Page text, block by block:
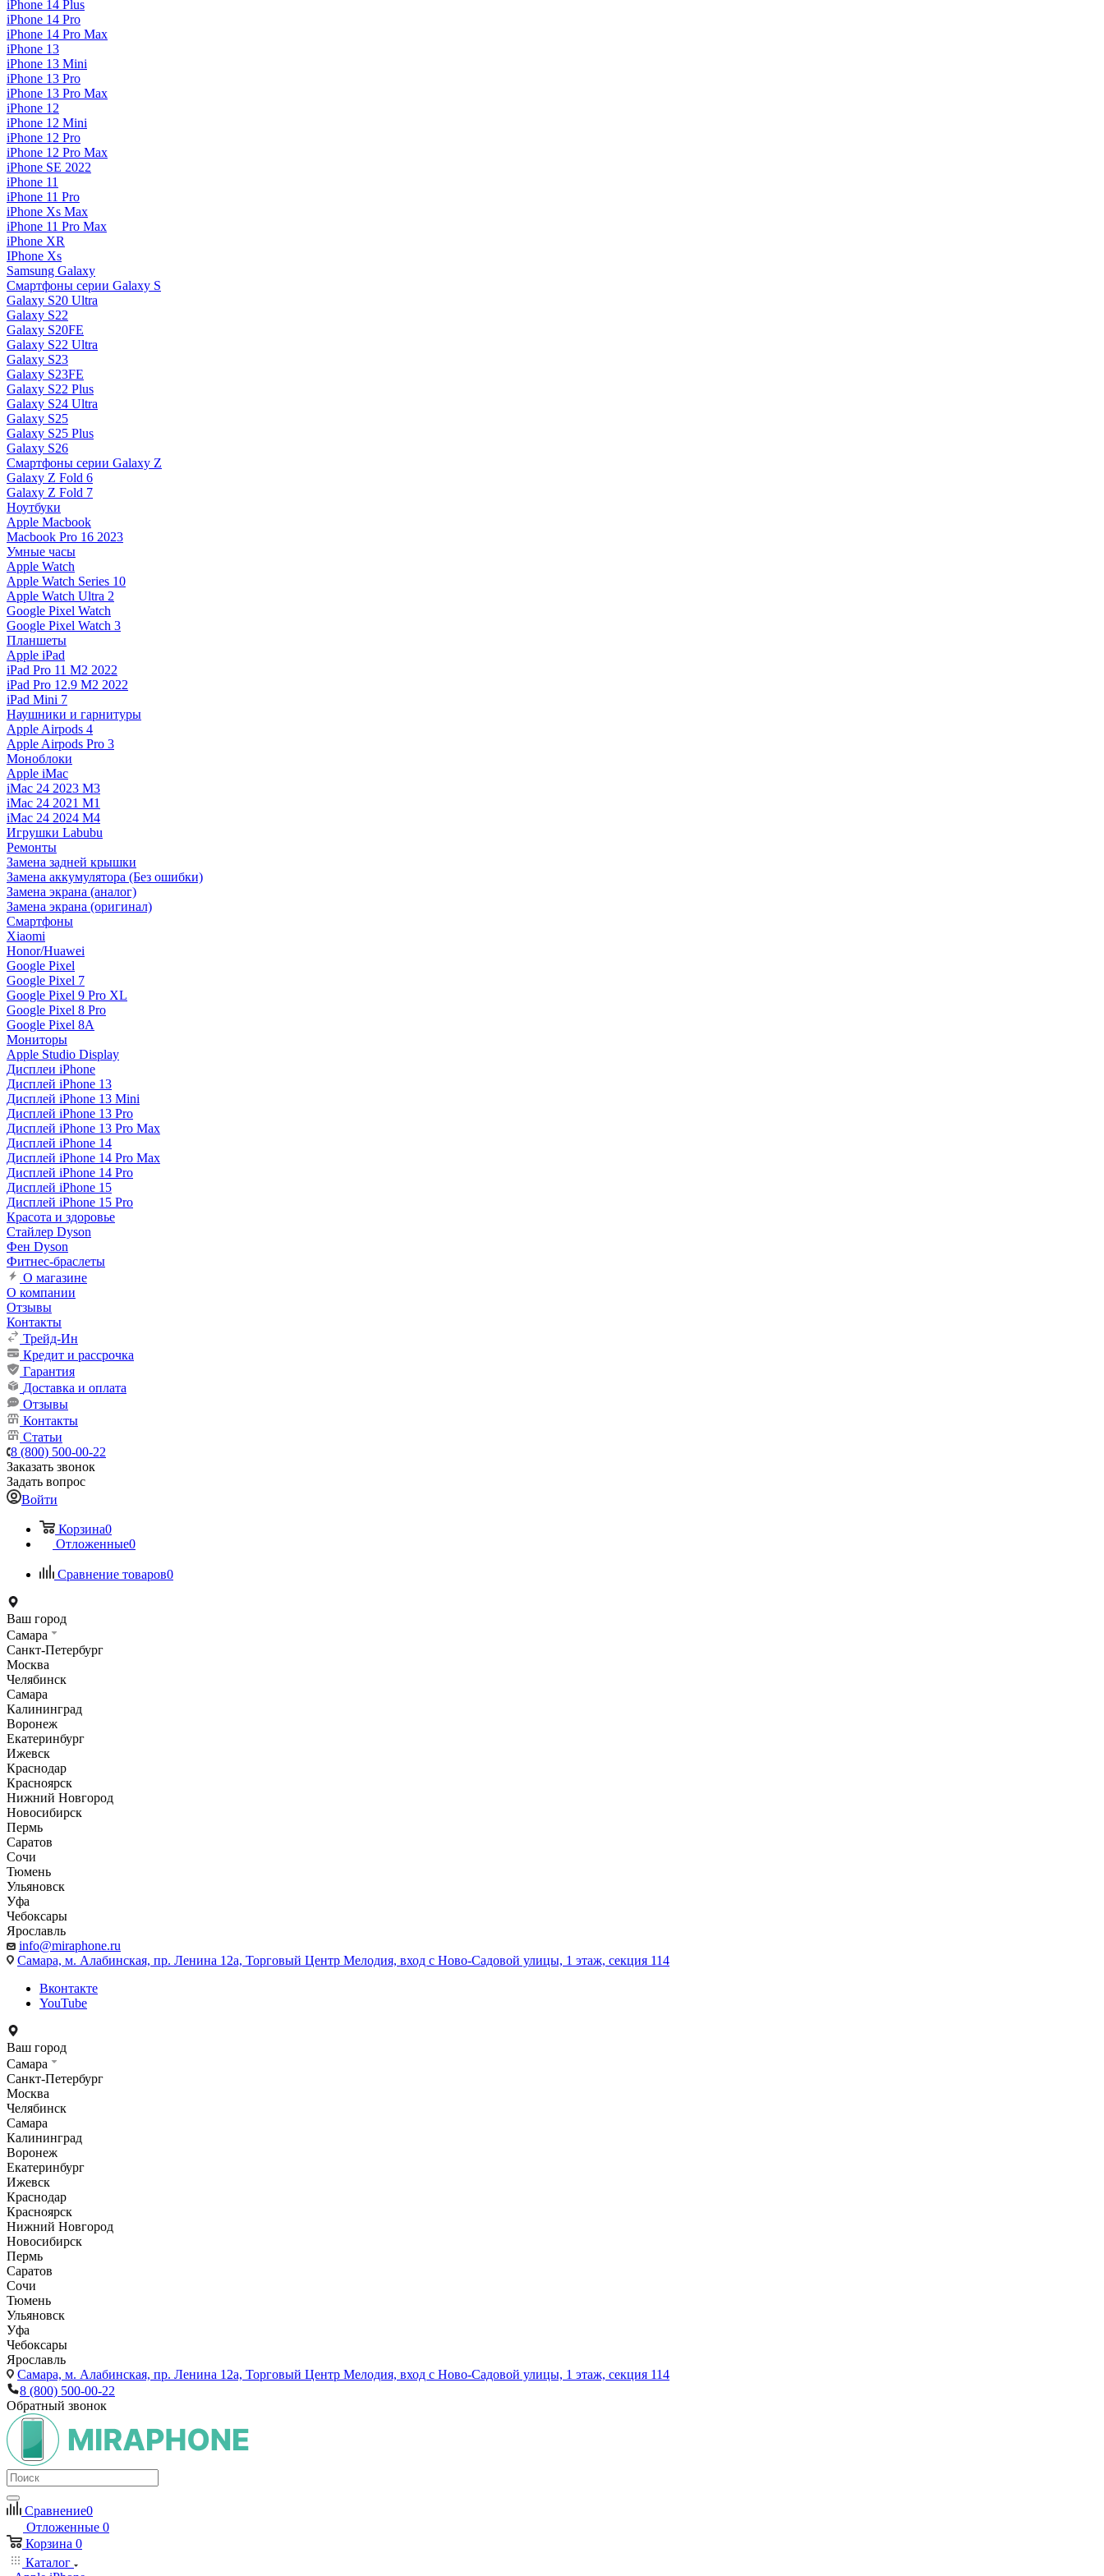
iPhone 14 Plus
iPhone 14 Pro
iPhone 14 Pro Max
iPhone 13
iPhone 13 Mini
iPhone 13 Pro
iPhone 13 Pro Max
iPhone 12
iPhone 12 Mini
iPhone 12 Pro
iPhone 12 Pro Max
iPhone SE 2022
iPhone 11
iPhone 11 Pro
iPhone Xs Max
iPhone 11 Pro Max
iPhone XR
IPhone Xs
Samsung Galaxy
Смартфоны серии Galaxy S
Galaxy S20 Ultra
Galaxy S22
Galaxy S20FE
Galaxy S22 Ultra
Galaxy S23
Galaxy S23FE
Galaxy S22 Plus
Galaxy S24 Ultra
Galaxy S25
Galaxy S25 Plus
Galaxy S26
Смартфоны серии Galaxy Z
Galaxy Z Fold 6
Galaxy Z Fold 7
Ноутбуки
Apple Macbook
Macbook Pro 16 2023
Умные часы
Apple Watch
Apple Watch Series 10
Apple Watch Ultra 2
Google Pixel Watch
Google Pixel Watch 3
Планшеты
Apple iPad
iPad Pro 11 M2 2022
iPad Pro 12.9 M2 2022
iPad Mini 7
Наушники и гарнитуры
Apple Airpods 4
Apple Airpods Pro 3
Моноблоки
Apple iMac
iMac 24 2023 M3
iMac 24 2021 M1
iMac 24 2024 M4
Игрушки Labubu
Ремонты
Замена задней крышки
Замена аккумулятора (Без ошибки)
Замена экрана (аналог)
Замена экрана (оригинал)
Смартфоны
Xiaomi
Honor/Huawei
Google Pixel
Google Pixel 7
Google Pixel 9 Pro XL
Google Pixel 8 Pro
Google Pixel 8A
Мониторы
Apple Studio Display
Дисплеи iPhone
Дисплей iPhone 13
Дисплей iPhone 13 Mini
Дисплей iPhone 13 Pro
Дисплей iPhone 13 Pro Max
Дисплей iPhone 14
Дисплей iPhone 14 Pro Max
Дисплей iPhone 14 Pro
Дисплей iPhone 15
Дисплей iPhone 15 Pro
Красота и здоровье
Стайлер Dyson
Фен Dyson
Фитнес-браслеты
О магазине
О компании
Отзывы
Контакты
Трейд-Ин
Кредит и рассрочка
Гарантия
Доставка и оплата
Отзывы
Контакты
Статьи
8 (800) 500-00-22
Заказать звонок
Задать вопрос
Войти
Корзина0
Отложенные0
Сравнение товаров0
Ваш город
Самара
Санкт-Петербург
Москва
Челябинск
Самара
Калининград
Воронеж
Екатеринбург
Ижевск
Краснодар
Красноярск
Нижний Новгород
Новосибирск
Пермь
Саратов
Сочи
Тюмень
Ульяновск
Уфа
Чебоксары
Ярославль
info@miraphone.ru
Самара, м. Алабинская, пр. Ленина 12а, Торговый Центр Мелодия, вход с Ново-Садовой улицы, 1 этаж, секция 114
Вконтакте
YouTube
Ваш город
Самара
Санкт-Петербург
Москва
Челябинск
Самара
Калининград
Воронеж
Екатеринбург
Ижевск
Краснодар
Красноярск
Нижний Новгород
Новосибирск
Пермь
Саратов
Сочи
Тюмень
Ульяновск
Уфа
Чебоксары
Ярославль
Самара, м. Алабинская, пр. Ленина 12а, Торговый Центр Мелодия, вход с Ново-Садовой улицы, 1 этаж, секция 114
8 (800) 500-00-22
Обратный звонок
Сравнение0
Отложенные 0
Корзина 0
Каталог